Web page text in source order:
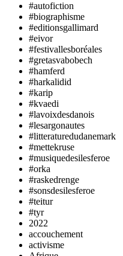
#autofiction
#biographisme
#editionsgallimard
#eivor
#festivallesboréales
#gretasvabobech
#hamferd
#harkalidid
#karip
#kvaedi
#lavoixdesdanois
#lesargonautes
#litteraturedudanemark
#mettekruse
#musiquedesilesferoe
#orka
#raskedrenge
#sonsdesilesferoe
#teitur
#tyr
2022
accouchement
activisme